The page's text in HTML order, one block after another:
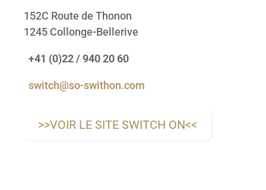
152C Route de Thonon
1245 Collonge-Bellerive
+41 (0)22 / 940 20 60
switch@so-swithon.com
>>VOIR LE SITE SWITCH ON<<